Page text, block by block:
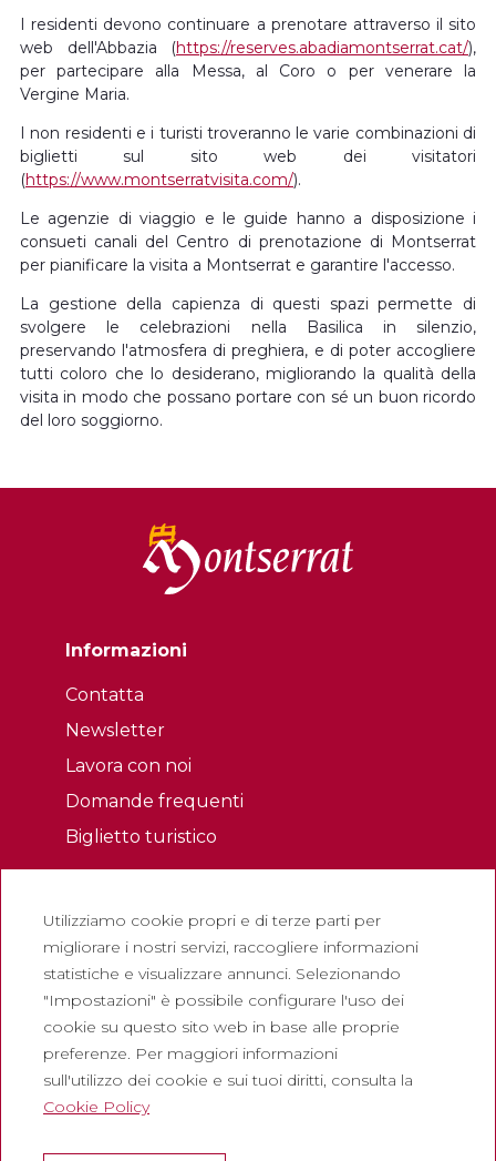
I residenti devono continuare a prenotare attraverso il sito
web dell'Abbazia (https://reserves.abadiamontserrat.cat/),
per partecipare alla Messa, al Coro o per venerare la
Vergine Maria.
I non residenti e i turisti troveranno le varie combinazioni di
biglietti sul sito web dei visitatori
(https://www.montserratvisita.com/).
Le agenzie di viaggio e le guide hanno a disposizione i
consueti canali del Centro di prenotazione di Montserrat
per pianificare la visita a Montserrat e garantire l'accesso.
La gestione della capienza di questi spazi permette di
svolgere le celebrazioni nella Basilica in silenzio,
preservando l'atmosfera di preghiera, e di poter accogliere
tutti coloro che lo desiderano, migliorando la qualità della
visita in modo che possano portare con sé un buon ricordo
del loro soggiorno.
Informazioni
Contatta
Newsletter
Lavora con noi
Domande frequenti
Biglietto turistico
Politica sulla riservatezza
Politica sui cookie
Politica dei Social Network
Canale di segnalazione
Società
Abadia de Montserrat
Utilizziamo cookie propri e di terze parti per
migliorare i nostri servizi, raccogliere informazioni
statistiche e visualizzare annunci. Selezionando
"Impostazioni" è possibile configurare l'uso dei
cookie su questo sito web in base alle proprie
preferenze. Per maggiori informazioni
sull'utilizzo dei cookie e sui tuoi diritti, consulta la
Cookie Policy